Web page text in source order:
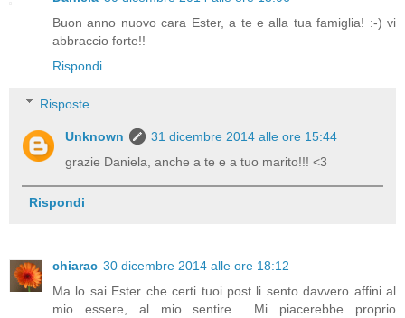
Buon anno nuovo cara Ester, a te e alla tua famiglia! :-) vi
abbraccio forte!!
Rispondi
Risposte
Unknown
31 dicembre 2014 alle ore 15:44
grazie Daniela, anche a te e a tuo marito!!! <3
Rispondi
chiarac 30 dicembre 2014 alle ore 18:12
Ma lo sai Ester che certi tuoi post li sento davvero affini al
mio essere, al mio sentire... Mi piacerebbe proprio